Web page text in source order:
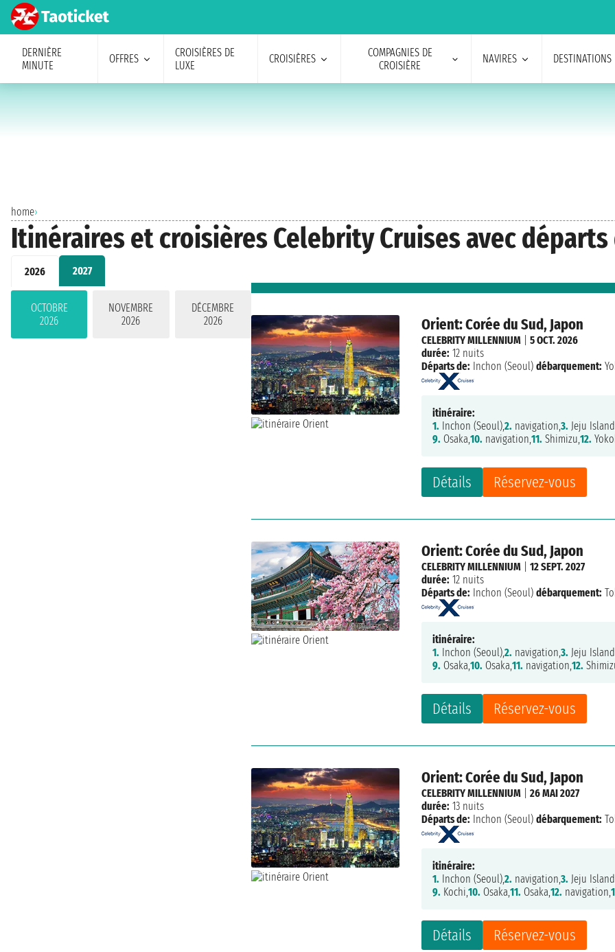
DERNIÈRE
MINUTE
OFFRES
CROISIÈRES DE
LUXE
CROISIÈRES
COMPAGNIES DE
CROISIÈRE
NAVIRES DESTINATIONS
home›
Itinéraires et croisières Celebrity Cruises avec
2026 2027
OCTOBRE
2026
NOVEMBRE
2026
DÉCEMBRE
2026
Orient: Corée du Sud, Japon
Détails Réservez-vous
CELEBRITY MILLENNIUM |5 OCT. 2026
durée: 12 nuits
Départs de: Inchon (Seoul) débarquement:
itinéraire:
1. Inchon (Seoul),2. navigation,3. Jeju
9. Osaka,10. navigation,11. Shimizu,12.
Orient: Corée du Sud, Japon
Détails Réservez-vous
CELEBRITY MILLENNIUM |12 SEPT. 2027
durée: 12 nuits
Départs de: Inchon (Seoul) débarquement:
itinéraire:
1. Inchon (Seoul),2. navigation,3. Jeju
9. Osaka,10. Osaka,11. navigation,12.
Orient: Corée du Sud, Japon
Détails Réservez-vous
CELEBRITY MILLENNIUM |26 MAI 2027
durée: 13 nuits
Départs de: Inchon (Seoul) débarquement:
itinéraire:
1. Inchon (Seoul),2. navigation,3. Jeju
9. Kochi,10. Osaka,11. Osaka,12. navigation,